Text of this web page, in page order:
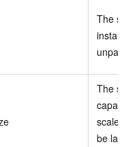
The
The
scale-
be